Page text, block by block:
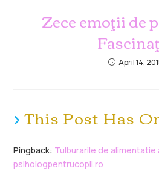
Zece emoţii de
April 14,
This Post Has
Pingback: Tulburarile de alimentatie
psihologpentrucopii.ro